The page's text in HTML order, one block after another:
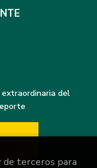
del
de terceros para